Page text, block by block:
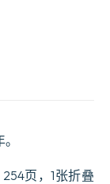
页，1张折叠